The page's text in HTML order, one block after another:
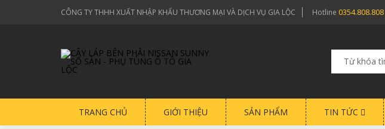
CÔNG TY THHH XUẤT NHẬP KHẨU THƯƠNG MẠI VÀ DỊCH VỤ GIA LỘC Hotline 0354.808.808
TRANG CHỦ GIỚI THIỆU SẢN PHẨM TIN TỨC